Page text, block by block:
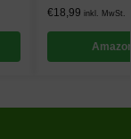
€18,99 inkl. MwSt.